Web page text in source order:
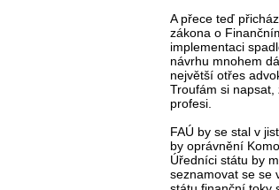
A přece teď
zákona o
implementaci
návrhu mnohem
největší otřes
Troufám si
profesi.
FAÚ by se stal v
by oprávnění
Úředníci státu by
seznamovat se se